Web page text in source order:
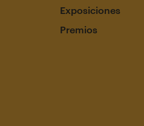
Exposiciones
Premios